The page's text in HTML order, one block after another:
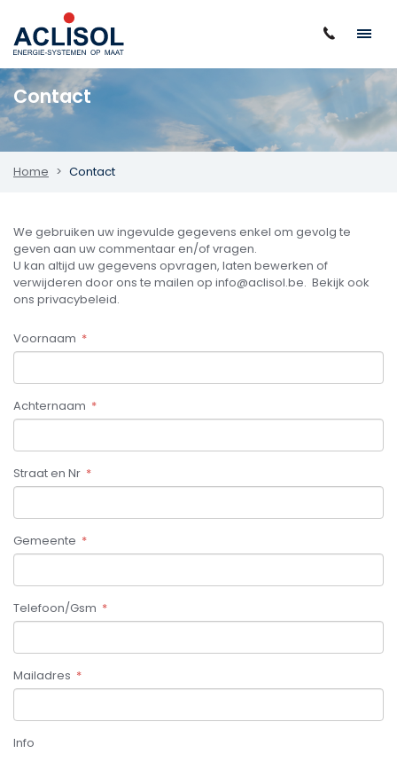
Contact
Home Contact
We gebruiken uw ingevulde gegevens enkel om gevolg te
geven aan uw commentaar en/of vragen.
U kan altijd uw gegevens opvragen, laten bewerken of
verwijderen door ons te mailen op info@aclisol.be. Bekijk ook
ons privacybeleid.
Voornaam *
Achternaam *
Straat en Nr *
Gemeente *
Telefoon/Gsm *
Mailadres *
Info